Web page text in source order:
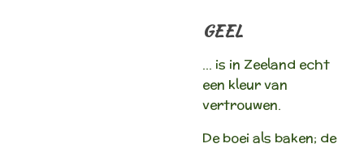
GEEL
… is in Zeeland echt
een kleur van
vertrouwen.
De boei als baken; de